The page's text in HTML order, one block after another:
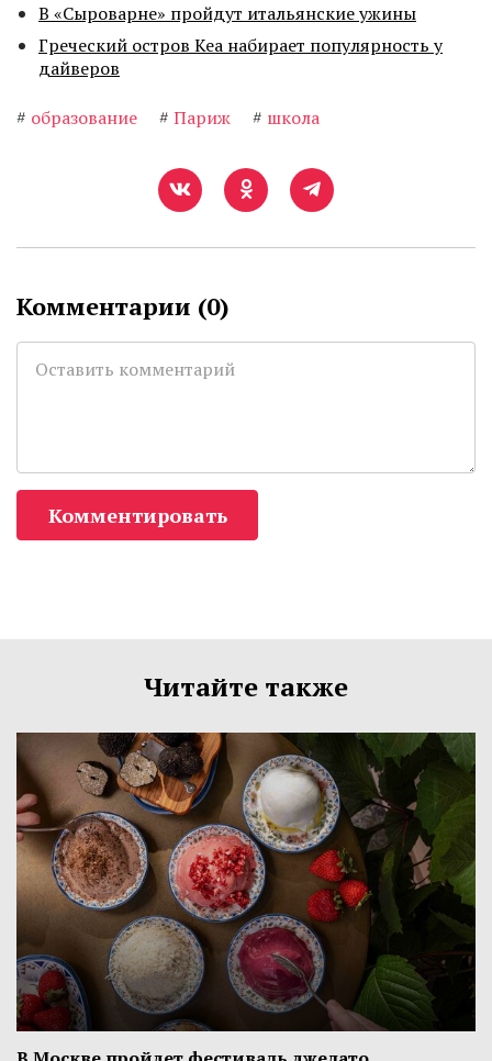
В «Сыроварне» пройдут итальянские ужины
Греческий остров Кеа набирает популярность у
дайверов
# образование # Париж # школа
Комментарии (0)
Комментировать
Читайте также